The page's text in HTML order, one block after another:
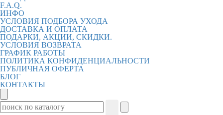
F.A.Q.
ИНФО
УСЛОВИЯ ПОДБОРА УХОДА
ДОСТАВКА И ОПЛАТА
ПОДАРКИ, АКЦИИ, СКИДКИ.
УСЛОВИЯ ВОЗВРАТА
ГРАФИК РАБОТЫ
ПОЛИТИКА КОНФИДЕНЦИАЛЬНОСТИ
ПУБЛИЧНАЯ ОФЕРТА
БЛОГ
КОНТАКТЫ